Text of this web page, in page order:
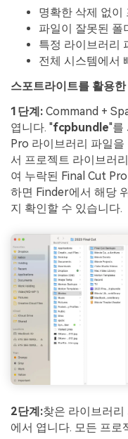
명확한 삭제 없이
파일이 잘못된 폴
특정 라이브러리
전체 시스템에서
스포트라이트를 활용
1단계: Command +
엽니다. "fcpbundle"를
Pro 라이브러리 파일
서 프로젝트 라이브러
여 누락된 Final Cut
하면 Finder에서 해당
지 확인할 수 있습니다.
2단계:찾은 라이브러
에서 엽니다. 모든 프로